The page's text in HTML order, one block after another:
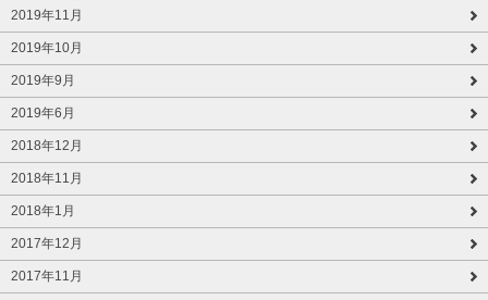
2019年11月
2019年10月
2019年9月
2019年6月
2018年12月
2018年11月
2018年1月
2017年12月
2017年11月